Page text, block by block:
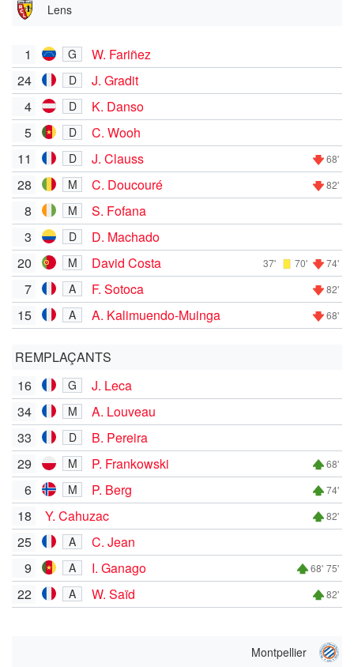
Lens
1 G
W. Fariñez
24
D
J. Gradit
4
D
K. Danso
5
D
C. Wooh
11
D J. Clauss 68'
28 M C. Doucouré 82'
8 M
S. Fofana
3
D
D. Machado
20
M David Costa 37' 70' 74'
7 A F. Sotoca 82'
15 A A. Kalimuendo-Muinga 68'
REMPLAÇANTS
16
G
J. Leca
34
M
A. Louveau
33
D
B. Pereira
29
M P. Frankowski 68'
6 M P. Berg 74'
18 Y. Cahuzac 82'
25 A
C. Jean
9
A I. Ganago 68' 75'
22 A W. Saïd 82'
Montpellier